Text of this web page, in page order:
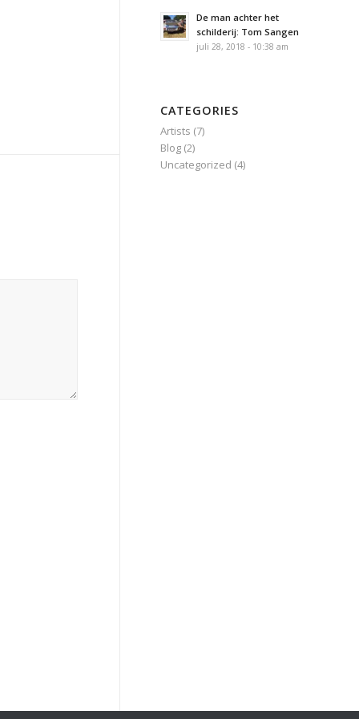
De man achter het
schilderij: Tom Sangen
juli 28, 2018 - 10:38 am
CATEGORIES
Artists (7)
Blog (2)
Uncategorized (4)